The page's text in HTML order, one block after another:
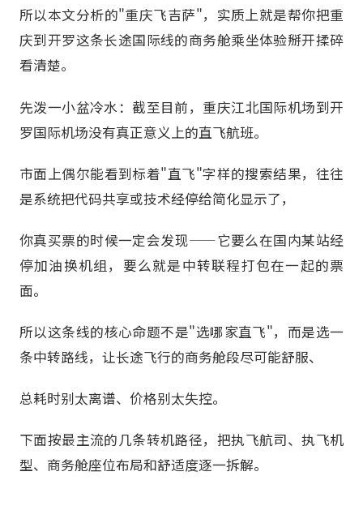
所以本文分析的"重庆飞吉萨"，实质上就是帮你把重
庆到开罗这条长途国际线的商务舱乘坐体验掰开揉碎
看清楚。
先泼一小盆冷水：截至目前，重庆江北国际机场到开
罗国际机场没有真正意义上的直飞航班。
市面上偶尔能看到标着"直飞"字样的搜索结果，往往
是系统把代码共享或技术经停给简化显示了，
你真买票的时候一定会发现——它要么在国内某站经
停加油换机组，要么就是中转联程打包在一起的票
面。
所以这条线的核心命题不是"选哪家直飞"，而是选一
条中转路线，让长途飞行的商务舱段尽可能舒服、
总耗时别太离谱、价格别太失控。
下面按最主流的几条转机路径，把执飞航司、执飞机
型、商务舱座位布局和舒适度逐一拆解。